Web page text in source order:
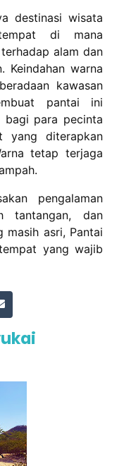
destinasi wisata
di mana
alam dan
Keindahan warna
kawasan
pantai ini
bagi para pecinta
yang diterapkan
tetap terjaga
pengalaman
tantangan, dan
masih asri, Pantai
yang wajib